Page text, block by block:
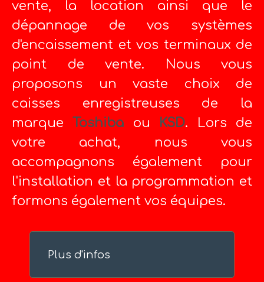
vente, la location ainsi que le
dépannage de vos systèmes
d'encaissement et vos terminaux de
point de vente. Nous vous
proposons un vaste choix de
caisses enregistreuses de la
marque Toshiba ou KSD. Lors de
votre achat, nous vous
accompagnons également pour
l'installation et la programmation et
formons également vos équipes.
Plus d'infos